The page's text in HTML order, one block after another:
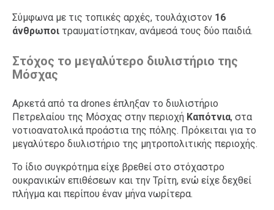
Σύμφωνα με τις τοπικές αρχές, τουλάχιστον 16
άνθρωποι τραυματίστηκαν, ανάμεσά τους δύο παιδιά.
Στόχος το μεγαλύτερο διυλιστήριο της
Μόσχας
Αρκετά από τα drones έπληξαν το διυλιστήριο
Πετρελαίου της Μόσχας στην περιοχή Καπότνια, στα
νοτιοανατολικά προάστια της πόλης. Πρόκειται για το
μεγαλύτερο διυλιστήριο της μητροπολιτικής περιοχής.
Το ίδιο συγκρότημα είχε βρεθεί στο στόχαστρο
ουκρανικών επιθέσεων και την Τρίτη, ενώ είχε δεχθεί
πλήγμα και περίπου έναν μήνα νωρίτερα.